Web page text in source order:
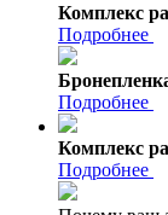
Комплекс
Подробнее
Подробнее
Комплекс
Подробнее